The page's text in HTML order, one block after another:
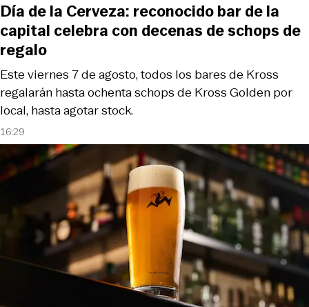
16:29
Este viernes 7 de agosto, todos los bares de Kross
regalarán hasta ochenta schops de Kross Golden por
local, hasta agotar stock.
Día de la Cerveza: reconocido bar de la
capital celebra con decenas de schops de
regalo